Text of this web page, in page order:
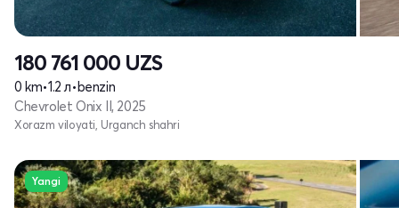
180 761 000 UZS
0 km•1.2 л•benzin
Chevrolet Onix II, 2025
Xorazm viloyati, Urganch shahri
Yangi